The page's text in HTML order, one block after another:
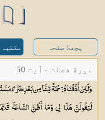
پچھلا صفحہ
سورة فصلت - آیت 50
وَلَئِنْ أَذَقْنَاهُ رَحْمَةً مِّنَّا مِن بَعْدِ ضَرَّاءَ
لَيَقُولَنَّ هَٰذَا لِي وَمَا أَظُنُّ السَّاعَةَ